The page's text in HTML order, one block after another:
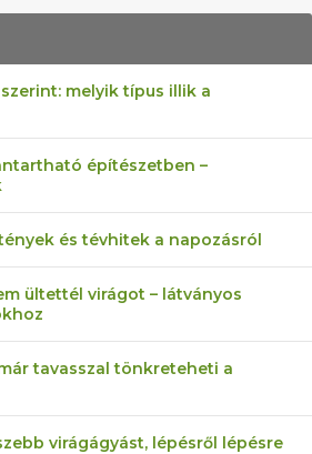
melyik típus illik a
építészetben –
és tévhitek a napozásról
ültettél virágot – látványos
tavasszal tönkreteheti a
virágágyást, lépésről lépésre